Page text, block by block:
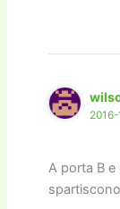
A porta B e